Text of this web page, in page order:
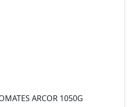
ARCOR 1050G